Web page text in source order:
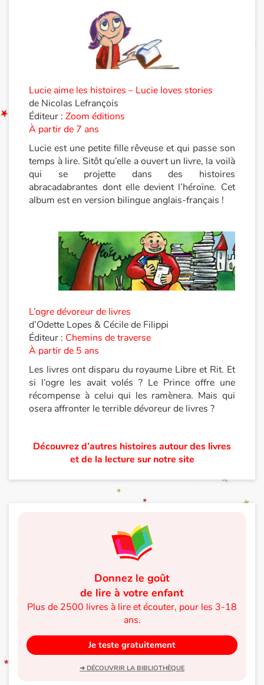
Fêtes et évènements
Sujets de société
Émotions et sentiments
Formats et illustrations
Catalogue anglais
Famille
Écoles
Médiathèques
Vidéos & Tutoriaux
Rencontres et témoignages
Autour de la lecture
Livre audio
Lucie aime les histoires – Lucie loves stories
de Nicolas Lefrançois
Éditeur :Zoom éditions
À partir de 7 ans
Lucie est une petite fille rêveuse et qui passe son
temps à lire. Sitôt qu’elle a ouvert un livre, la voilà
qui se projette dans des histoires
abracadabrantes dont elle devient l’héroïne. Cet
album est en version bilingue anglais-français !
L’ogre dévoreur de livres
d’Odette Lopes & Cécile de Filippi
Éditeur : Chemins de traverse
À partir de 5 ans
Les livres ont disparu du royaume Libre et Rit. Et
si l’ogre les avait volés ? Le Prince offre une
récompense à celui qui les ramènera. Mais qui
osera affronter le terrible dévoreur de livres ?
Découvrez d’autres histoires autour des livres
et de la lecture sur notre site
Donnez le goût
de lire à votre enfant
Plus de 2500 livres à lire et écouter, pour les 3-18
ans.
Je teste gratuitement
➜ DÉCOUVRIR LA BIBLIOTHÈQUE